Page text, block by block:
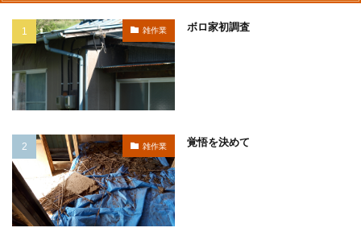
雑作業 ボロ家初調査
雑作業 覚悟を決めて